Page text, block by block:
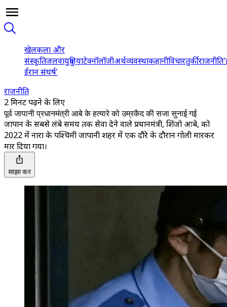
खेलकला और
संस्कृतिजलवायुदुनियाटेक्नॉलॉजीअर्थव्यवस्थाकहानीविचारतुर्कीराजनीति
ईरान संघर्ष'
राजनीति
2 मिनट पढ़ने के लिए
पूर्व जापानी प्रधानमंत्री आबे के हत्यारे को उम्रकैद की सजा सुनाई गई
जापान के सबसे लंबे समय तक सेवा देने वाले प्रधानमंत्री, शिंजो आबे, को
2022 में नारा के पश्चिमी जापानी शहर में एक दौरे के दौरान गोली मारकर
मार दिया गया।
साझा करें